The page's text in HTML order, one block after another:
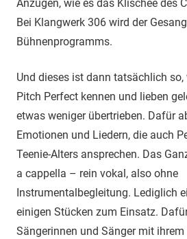
Anzügen, wie es das Klischee des
Bei Klangwerk 306 wird der
Bühnenprogramms.
Und dieses ist dann tatsächlich so,
Pitch Perfect kennen und lieben
etwas weniger übertrieben. Dafür
Emotionen und Liedern, die auch
Teenie-Alters ansprechen. Das
a cappella – rein vokal, also ohne
Instrumentalbegleitung. Lediglich
einigen Stücken zum Einsatz.
Sängerinnen und Sänger mit ihrem